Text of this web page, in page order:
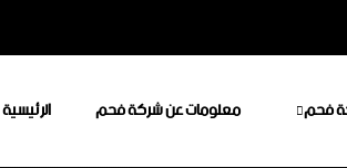
الرئيسية معلومات عن شركة فحم فحم